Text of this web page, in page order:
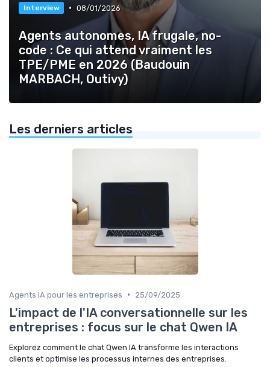
Interview • 08/01/2026
Agents autonomes, IA frugale, no-
code : Ce qui attend vraiment les
TPE/PME en 2026 (Baudouin
MARBACH, Outivy)
Les derniers articles
Agents IA pour les entreprises • 25/09/2025
L'impact de l'IA conversationnelle sur les
entreprises : focus sur le chat Qwen IA
Explorez comment le chat Qwen IA transforme les interactions
clients et optimise les processus internes des entreprises.